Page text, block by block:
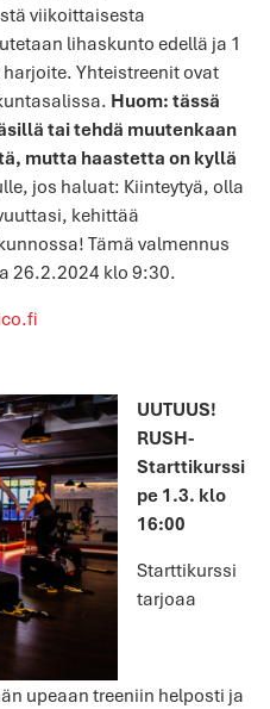
viikoittaisesta
lihaskunto edellä ja 1
Yhteistreenit ovat
Huom: tässä
tai tehdä muutenkaan
mutta haastetta on kyllä
jos haluat: Kiinteytyä, olla
kehittää
Tämä valmennus
26.2.2024 klo 9:30.
UUTUUS!
RUSH-
Starttikurssi
pe 1.3. klo
16:00
Starttikurssi
tarjoaa
upeaan treeniin helposti ja